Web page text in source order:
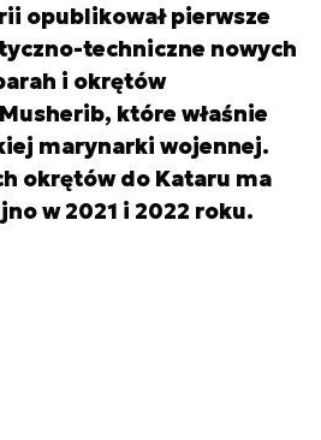
opublikował pierwsze
techniczne nowych
i okrętów
które właśnie
marynarki wojennej.
okrętów do Kataru ma
w 2021 i 2022 roku.